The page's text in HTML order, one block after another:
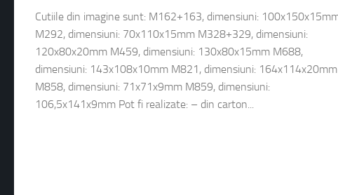
Cutiile din imagine sunt: M162+163, dimensiuni:
M292, dimensiuni: 70x110x15mm M328+329, dimensiuni:
120x80x20mm M459, dimensiuni: 130x80x15mm M688,
dimensiuni: 143x108x10mm M821, dimensiuni: 164x114x20mm
M858, dimensiuni: 71x71x9mm M859, dimensiuni:
106,5x141x9mm Pot fi realizate: – din carton...